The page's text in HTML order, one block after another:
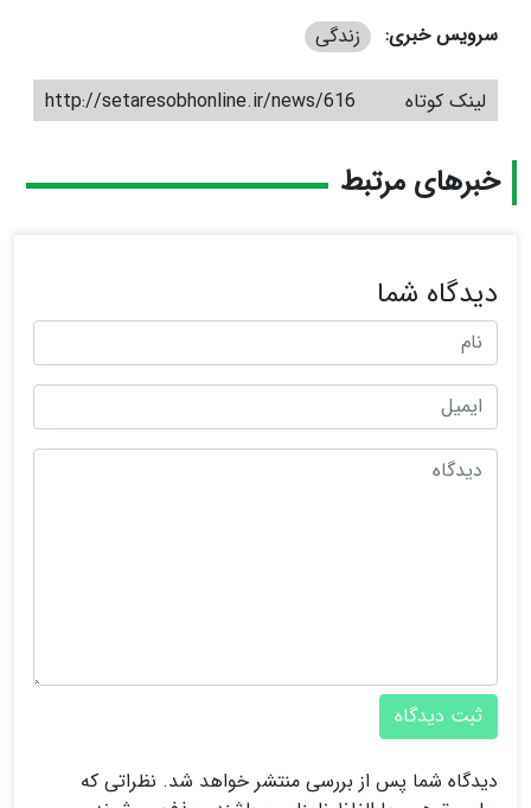
سرویس خبری: زندگی
لینک کوتاه http://setaresobhonline.ir/news/616
خبرهای مرتبط
دیدگاه شما
ثبت دیدگاه
دیدگاه شما پس از بررسی منتشر خواهد شد. نظراتی که